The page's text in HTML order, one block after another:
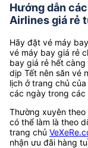
Hướng dẫn
Airlines giá rẻ
Hãy đặt vé máy
vé máy bay giá rẻ
bay giá rẻ hết
dịp Tết nên săn vé
lịch ở trang chủ của
các ngày trong các
Thường xuyên
có thể làm là theo
trang chủ
nhận ưu đãi hàng